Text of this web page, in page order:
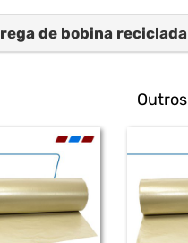
de bobina